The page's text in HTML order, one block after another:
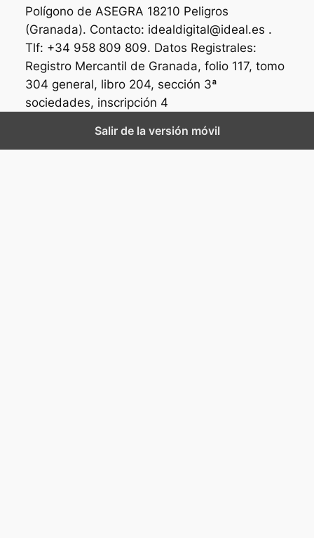
Polígono de ASEGRA 18210 Peligros
(Granada). Contacto: idealdigital@ideal.es .
Tlf: +34 958 809 809. Datos Registrales:
Registro Mercantil de Granada, folio 117, tomo
304 general, libro 204, sección 3ª
sociedades, inscripción 4
Salir de la versión móvil